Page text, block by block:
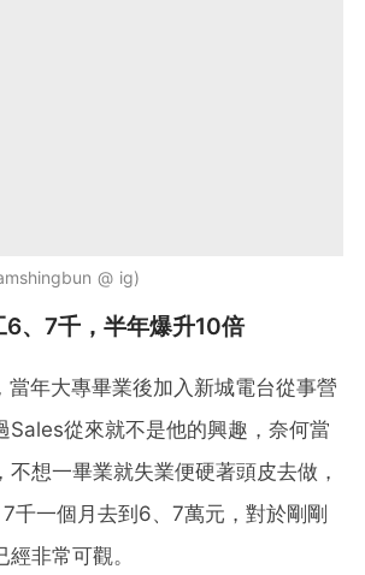
@ ig
6、7千，半年爆升10倍
當年大專畢業後加入新城電台從事營
Sales從來就不是他的興趣，奈何當
不想一畢業就失業便硬著頭皮去做，
千一個月去到6、7萬元，對於剛剛
非常可觀。